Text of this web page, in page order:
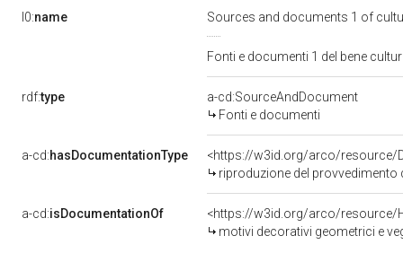
l0:name Sources and documents 1 of
Fonti e documenti 1 del bene
rdf:type
a-cd:SourceAndDocument
Fonti e documenti
a-cd:hasDocumentationType
<https://w3id.org/arco/resource/
riproduzione del provvedimento
a-cd:isDocumentationOf
<https://w3id.org/arco/resource/
motivi decorativi geometrici e